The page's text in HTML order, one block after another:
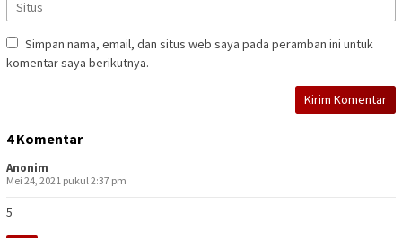
Simpan nama, email, dan situs web saya pada peramban ini untuk
komentar saya berikutnya.
4 Komentar
Anonim
Mei 24, 2021 pukul 2:37 pm
5